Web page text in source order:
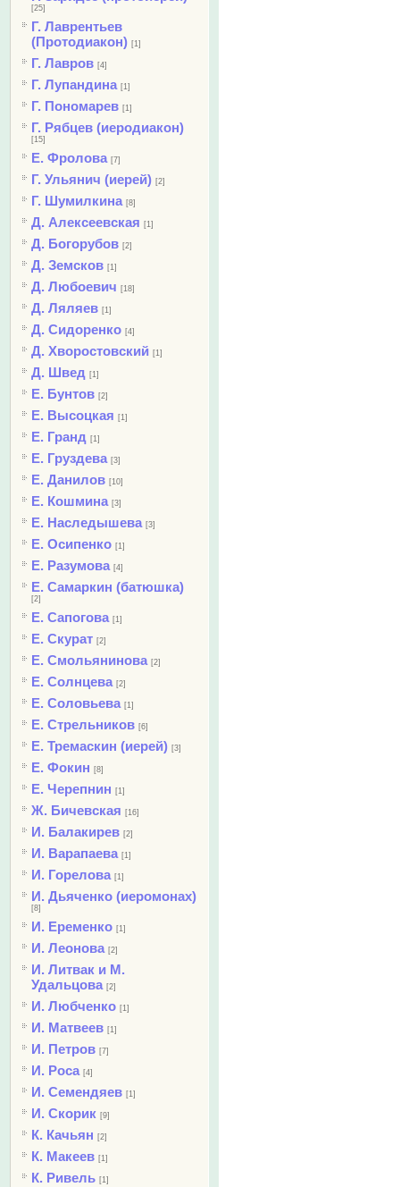
[25]
Г. Лаврентьев
(Протодиакон) [1]
Г. Лавров [4]
Г. Лупандина [1]
Г. Пономарев [1]
Г. Рябцев (иеродиакон)
[15]
Е. Фролова [7]
Г. Ульянич (иерей) [2]
Г. Шумилкина [8]
Д. Алексеевская [1]
Д. Богорубов [2]
Д. Земсков [1]
Д. Любоевич [18]
Д. Ляляев [1]
Д. Сидоренко [4]
Д. Хворостовский [1]
Д. Швед [1]
Е. Бунтов [2]
Е. Высоцкая [1]
Е. Гранд [1]
Е. Груздева [3]
Е. Данилов [10]
Е. Кошмина [3]
Е. Наследышева [3]
Е. Осипенко [1]
Е. Разумова [4]
Е. Самаркин (батюшка)
[2]
Е. Сапогова [1]
Е. Скурат [2]
Е. Смольянинова [2]
Е. Солнцева [2]
Е. Соловьева [1]
Е. Стрельников [6]
Е. Тремаскин (иерей) [3]
Е. Фокин [8]
Е. Черепнин [1]
Ж. Бичевская [16]
И. Балакирев [2]
И. Варапаева [1]
И. Горелова [1]
И. Дьяченко (иеромонах)
[8]
И. Еременко [1]
И. Леонова [2]
И. Литвак и М.
Удальцова [2]
И. Любченко [1]
И. Матвеев [1]
И. Петров [7]
И. Роса [4]
И. Семендяев [1]
И. Скорик [9]
К. Качьян [2]
К. Макеев [1]
К. Ривель [1]